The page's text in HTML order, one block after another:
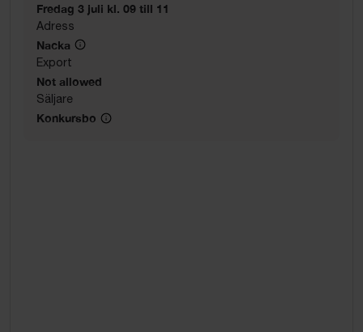
Fredag 3 juli kl. 09 till 11
Adress
Nacka
Export
Not allowed
Säljare
Konkursbo